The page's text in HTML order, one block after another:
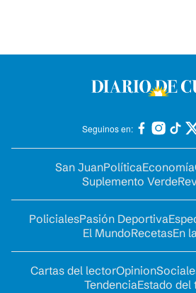
Seguinos en:
San JuanPolíticaEconomía
Suplemento Verde
PolicialesPasión Deportiva
El MundoRecetasEn
Cartas del lectorOpinion
TendenciaEstado del